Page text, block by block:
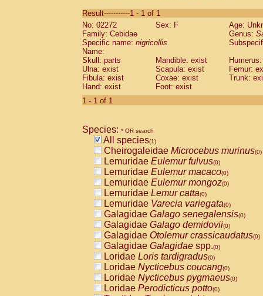
CebidaeSaguinus labiatus(0)
Cebidae Saguinus leucopus (0)
Cebidae
CebidaeSaguinus mystax
Cebidae Saguinus nigricollis (1)
Cebidae Saguinus oedipus
Cebidae Saguinus weddelli
Cebidae Saguinusspp.
Cebidae
CebidaeCebus capucinus
CebidaeCebus nigrivittatus
CebidaeCebus spp.(0)
CebidaeSaimiri boliviensis(0)
CebidaeSaimiri sciureus(0)
AtelidaeAlouatta caraya(0)
AtelidaeAlouatta fusca(0)
AtelidaeAlouatta seniculus(0)
AtelidaeAlouattaspp.(0)
AtelidaeAteles belzebuth(0)
AtelidaeAteles geoffroyi(0)
AtelidaeAteles paniscus(0)
AtelidaeAtelesspp.(0)
AtelidaeLagothrix lagothricha(0)
AtelidaeLagothrix lagothricha cana
PitheciidaeCacajao calvus
Result-----------1 - 1 of 1
No: 02272
Sex: F
Age:
Family: Cebidae
Genus:
Specific name: nigricollis
Name:
Skull: parts
Mandible: exist
Ulna: exist
Scapula: exist
Femur:
Fibula: exist
Coxae: exist
Trunk:
Hand: exist
Foot: exist
1 - 1 of 1
Species: * OR search
All species(1)
Cheirogaleidae Microcebus murinus(0)
Lemuridae Eulemur fulvus(0)
Lemuridae Eulemur macaco(0)
Lemuridae Eulemur mongoz(0)
Lemuridae Lemur catta(0)
Lemuridae Varecia variegata(0)
Galagidae Galago senegalensis(0)
Galagidae Galago demidovii(0)
Galagidae Otolemur crassicaudatus(0)
Galagidae Galagidae spp.(0)
Loridae Loris tardigradus(0)
Loridae Nycticebus coucang(0)
Loridae Nycticebus pygmaeus(0)
Loridae Perodicticus potto(0)